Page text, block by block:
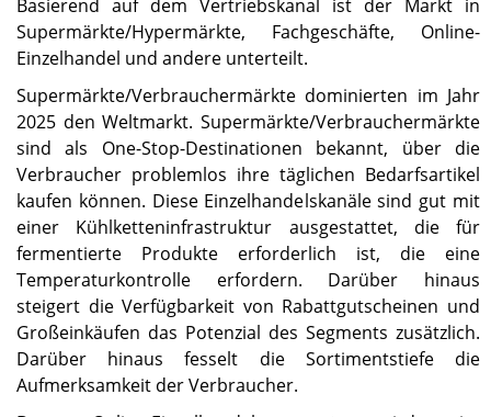
Basierend auf dem Vertriebskanal ist der Markt in
Supermärkte/Hypermärkte, Fachgeschäfte, Online-
Einzelhandel und andere unterteilt.
Supermärkte/Verbrauchermärkte dominierten im Jahr
2025 den Weltmarkt. Supermärkte/Verbrauchermärkte
sind als One-Stop-Destinationen bekannt, über die
Verbraucher problemlos ihre täglichen Bedarfsartikel
kaufen können. Diese Einzelhandelskanäle sind gut mit
einer Kühlketteninfrastruktur ausgestattet, die für
fermentierte Produkte erforderlich ist, die eine
Temperaturkontrolle erfordern. Darüber hinaus
steigert die Verfügbarkeit von Rabattgutscheinen und
Großeinkäufen das Potenzial des Segments zusätzlich.
Darüber hinaus fesselt die Sortimentstiefe die
Aufmerksamkeit der Verbraucher.